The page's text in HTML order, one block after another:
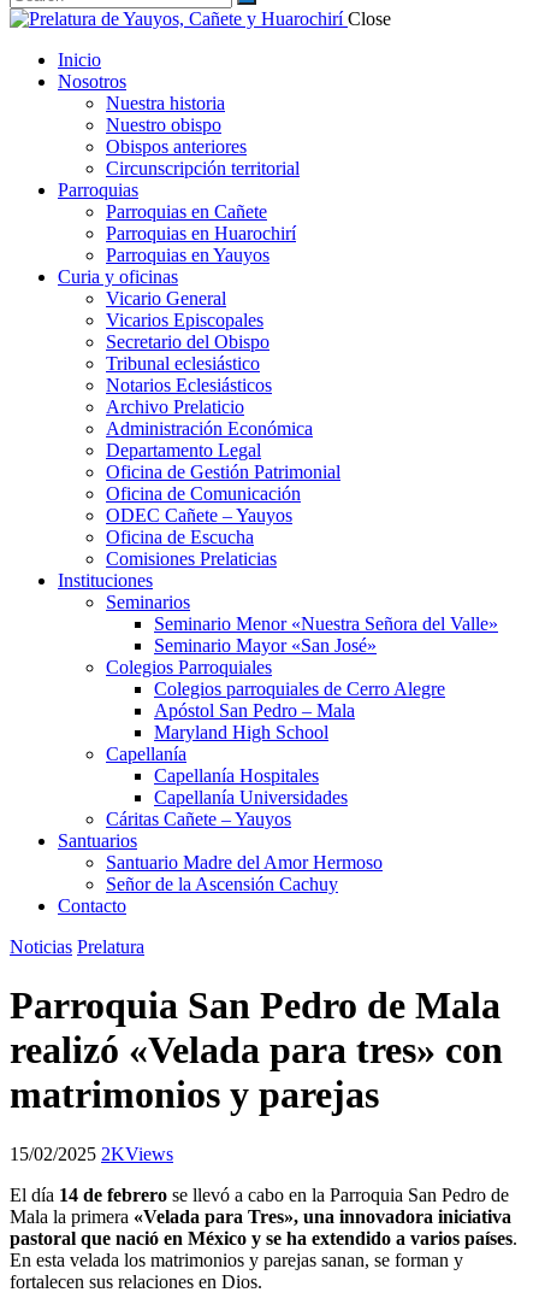
Close
Inicio
Nosotros
Nuestra historia
Nuestro obispo
Obispos anteriores
Circunscripción territorial
Parroquias
Parroquias en Cañete
Parroquias en Huarochirí
Parroquias en Yauyos
Curia y oficinas
Vicario General
Vicarios Episcopales
Secretario del Obispo
Tribunal eclesiástico
Notarios Eclesiásticos
Archivo Prelaticio
Administración Económica
Departamento Legal
Oficina de Gestión Patrimonial
Oficina de Comunicación
ODEC Cañete – Yauyos
Oficina de Escucha
Comisiones Prelaticias
Instituciones
Seminarios
Seminario Menor «Nuestra Señora del Valle»
Seminario Mayor «San José»
Colegios Parroquiales
Colegios parroquiales de Cerro Alegre
Apóstol San Pedro – Mala
Maryland High School
Capellanía
Capellanía Hospitales
Capellanía Universidades
Cáritas Cañete – Yauyos
Santuarios
Santuario Madre del Amor Hermoso
Señor de la Ascensión Cachuy
Contacto
Noticias Prelatura
Parroquia San Pedro de Mala
realizó «Velada para tres» con
matrimonios y parejas
15/02/2025 2KViews
El día 14 de febrero se llevó a cabo en la Parroquia San Pedro de
Mala la primera «Velada para Tres», una innovadora iniciativa
pastoral que nació en México y se ha extendido a varios países.
En esta velada los matrimonios y parejas sanan, se forman y
fortalecen sus relaciones en Dios.